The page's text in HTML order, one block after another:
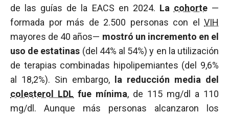
de las guías de la EACS en 2024. La cohorte—
formada por más de 2.500 personas con el VIH
mayores de 40 años— mostró un incremento en el
uso de estatinas (del 44% al 54%) y en la utilización
de terapias combinadas hipolipemiantes (del 9,6%
al 18,2%). Sin embargo,
la reducción media del
colesterol LDL fue mínima, de 115 mg/dl a 110
mg/dl. Aunque más personas alcanzaron los